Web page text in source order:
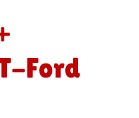
Ford